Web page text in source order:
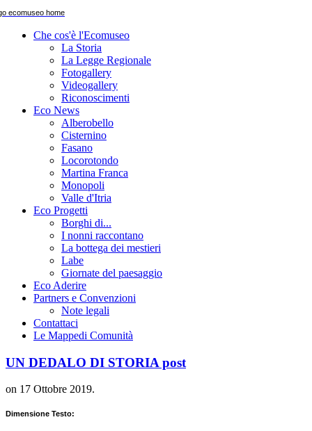
Che cos'è l'Ecomuseo
La Storia
La Legge Regionale
Fotogallery
Videogallery
Riconoscimenti
Eco News
Alberobello
Cisternino
Fasano
Locorotondo
Martina Franca
Monopoli
Valle d'Itria
Eco Progetti
Borghi di...
I nonni raccontano
La bottega dei mestieri
Labe
Giornate del paesaggio
Eco Aderire
Partners e Convenzioni
Note legali
Contattaci
Le Mappedi Comunità
UN DEDALO DI STORIA post
on 17 Ottobre 2019.
Dimensione Testo: